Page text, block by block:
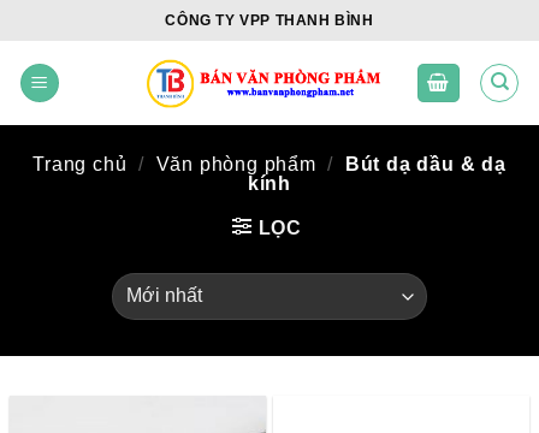
content
CÔNG TY VPP THANH BÌNH
Trang chủ / Văn phòng phẩm /
Bút dạ dầu & dạ
kính
LỌC